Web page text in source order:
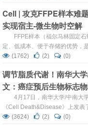
次重大突破。 该升级方案通过基
信号扩散优化、数据利用率增强
心创新，解决了长期困扰F...
Cell | 攻克FFPE样本难
实现宿主-微生物时空解
FFPE样本（福尔马林固定
定、低成本、便于存储的优势，
存方式。全球积累的海量FFPE样
以高效解读的“黑匣子”，这对空
著挑战。因此，开发出适配
术，对科研与临床均具有重大意
(1762) (2) (0)
调节脂质代谢！南华大
文：癌症预后生物标志
4月17日，南华大学/中南大
《Cell Death&Disease》上发表
为“IGF2BP3/ESM1/KLF10/
(3624) (2) (0)